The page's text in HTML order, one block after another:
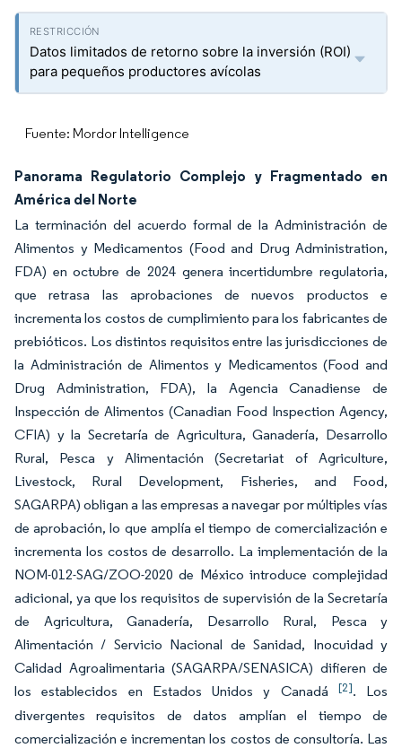
Datos limitados de retorno sobre la inversión (ROI)
para pequeños productores avícolas
Fuente: Mordor Intelligence
Panorama Regulatorio Complejo y Fragmentado en
América del Norte
La terminación del acuerdo formal de la Administración de
Alimentos y Medicamentos (Food and Drug Administration,
FDA) en octubre de 2024 genera incertidumbre regulatoria,
que retrasa las aprobaciones de nuevos productos e
incrementa los costos de cumplimiento para los fabricantes de
prebióticos. Los distintos requisitos entre las jurisdicciones de
la Administración de Alimentos y Medicamentos (Food and
Drug Administration, FDA), la Agencia Canadiense de
Inspección de Alimentos (Canadian Food Inspection Agency,
CFIA) y la Secretaría de Agricultura, Ganadería, Desarrollo
Rural, Pesca y Alimentación (Secretariat of Agriculture,
Livestock, Rural Development, Fisheries, and Food,
SAGARPA) obligan a las empresas a navegar por múltiples vías
de aprobación, lo que amplía el tiempo de comercialización e
incrementa los costos de desarrollo. La implementación de la
NOM-012-SAG/ZOO-2020 de México introduce complejidad
adicional, ya que los requisitos de supervisión de la Secretaría
de Agricultura, Ganadería, Desarrollo Rural, Pesca y
Alimentación / Servicio Nacional de Sanidad, Inocuidad y
Calidad Agroalimentaria (SAGARPA/SENASICA) difieren de
los establecidos en Estados Unidos y Canadá [2]. Los
divergentes requisitos de datos amplían el tiempo de
comercialización e incrementan los costos de consultoría. Las